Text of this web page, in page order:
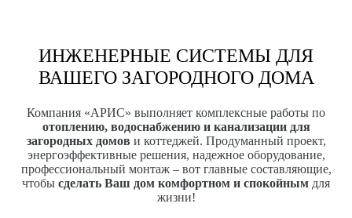
ИНЖЕНЕРНЫЕ СИСТЕМЫ ДЛЯ
ВАШЕГО ЗАГОРОДНОГО ДОМА
Компания «АРИС» выполняет комплексные работы по
отоплению, водоснабжению и канализации для
загородных домов и коттеджей. Продуманный проект,
энергоэффективные решения, надежное оборудование,
профессиональный монтаж – вот главные составляющие,
чтобы сделать Ваш дом комфортном и спокойным для
жизни!